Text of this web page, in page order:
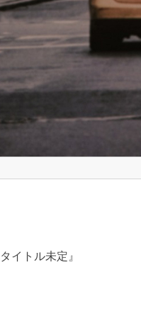
イトル未定』